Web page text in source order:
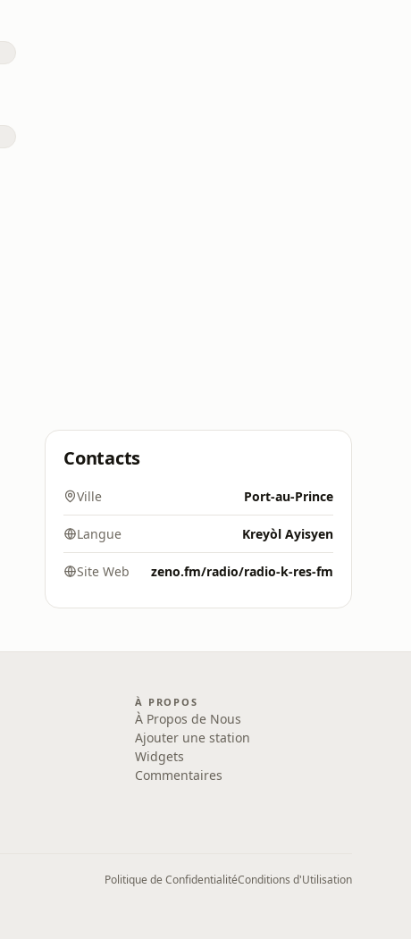
Contacts
Ville Port-au-Prince
Langue Kreyòl Ayisyen
Site Web zeno.fm/radio/radio-k-res-fm
À PROPOS
À Propos de Nous
Ajouter une station
Widgets
Commentaires
Politique de ConfidentialitéConditions d'Utilisation